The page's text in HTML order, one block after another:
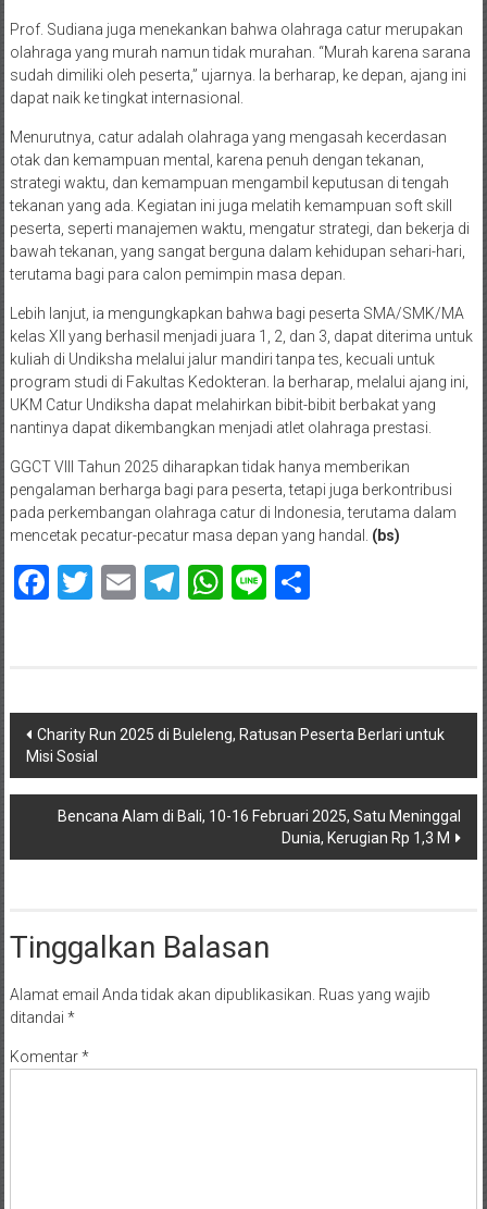
Prof. Sudiana juga menekankan bahwa olahraga catur merupakan
olahraga yang murah namun tidak murahan. “Murah karena sarana
sudah dimiliki oleh peserta,” ujarnya. Ia berharap, ke depan, ajang ini
dapat naik ke tingkat internasional.
Menurutnya, catur adalah olahraga yang mengasah kecerdasan
otak dan kemampuan mental, karena penuh dengan tekanan,
strategi waktu, dan kemampuan mengambil keputusan di tengah
tekanan yang ada. Kegiatan ini juga melatih kemampuan soft skill
peserta, seperti manajemen waktu, mengatur strategi, dan bekerja di
bawah tekanan, yang sangat berguna dalam kehidupan sehari-hari,
terutama bagi para calon pemimpin masa depan.
Lebih lanjut, ia mengungkapkan bahwa bagi peserta SMA/SMK/MA
kelas XII yang berhasil menjadi juara 1, 2, dan 3, dapat diterima untuk
kuliah di Undiksha melalui jalur mandiri tanpa tes, kecuali untuk
program studi di Fakultas Kedokteran. Ia berharap, melalui ajang ini,
UKM Catur Undiksha dapat melahirkan bibit-bibit berbakat yang
nantinya dapat dikembangkan menjadi atlet olahraga prestasi.
GGCT VIII Tahun 2025 diharapkan tidak hanya memberikan
pengalaman berharga bagi para peserta, tetapi juga berkontribusi
pada perkembangan olahraga catur di Indonesia, terutama dalam
mencetak pecatur-pecatur masa depan yang handal. (bs)
Facebook
Twitter
EmailTelegram
WhatsApp
LineShare
Navigasi
pos
Charity Run 2025 di Buleleng, Ratusan Peserta Berlari untuk
Misi Sosial
Bencana Alam di Bali, 10-16 Februari 2025, Satu Meninggal
Dunia, Kerugian Rp 1,3 M
Tinggalkan Balasan
Alamat email Anda tidak akan dipublikasikan. Ruas yang wajib
ditandai *
Komentar*